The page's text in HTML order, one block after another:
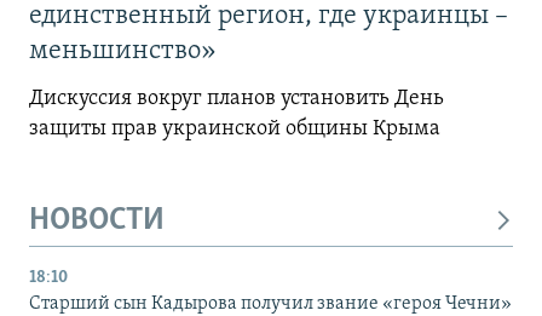
единственный регион, где украинцы –
меньшинство»
Дискуссия вокруг планов установить День
защиты прав украинской общины Крыма
НОВОСТИ
18:10
Старший сын Кадырова получил звание «героя Чечни»